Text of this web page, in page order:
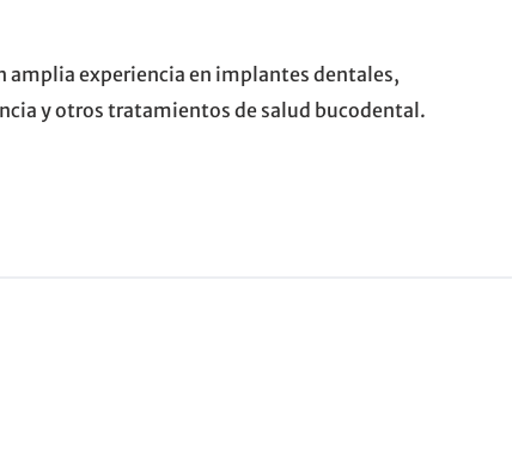
amplia experiencia en implantes dentales,
y otros tratamientos de salud bucodental.